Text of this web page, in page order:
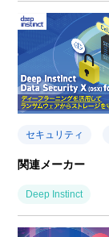
セキュリティ
関連メーカー
Deep Instinct